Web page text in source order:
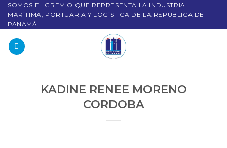
SOMOS EL GREMIO QUE REPRESENTA LA INDUSTRIA
MARÍTIMA, PORTUARIA Y LOGÍSTICA DE LA REPÚBLICA DE
PANAMÁ
KADINE RENEE MORENO
CORDOBA